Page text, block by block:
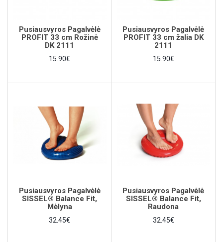
Pusiausvyros Pagalvėlė
PROFIT 33 cm Rožinė
DK 2111
15.90€
Pusiausvyros Pagalvėlė
PROFIT 33 cm žalia DK
2111
15.90€
Pusiausvyros Pagalvėlė
SISSEL® Balance Fit,
Mėlyna
32.45€
Pusiausvyros Pagalvėlė
SISSEL® Balance Fit,
Raudona
32.45€